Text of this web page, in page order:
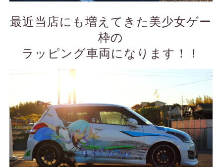
最近当店にも増えてきた美少女ゲー
枠の
ラッピング車両になります！！